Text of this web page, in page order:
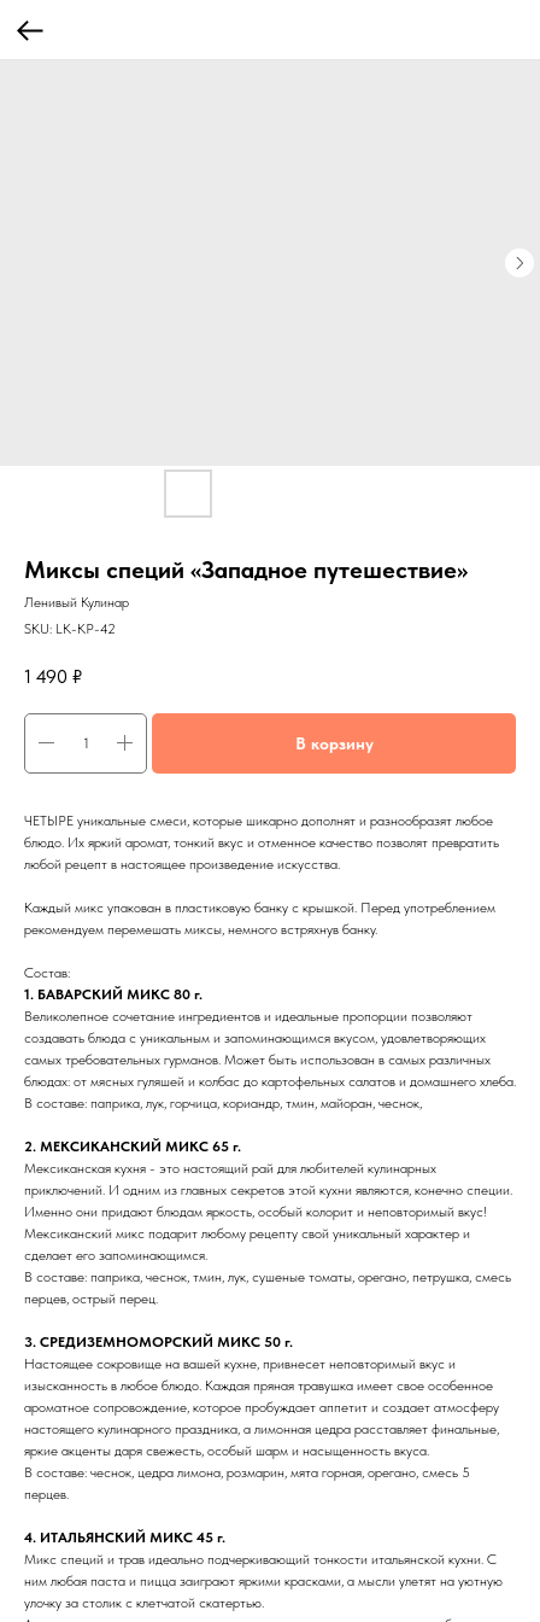
Миксы специй «Западное путешествие»
Ленивый Кулинар
SKU: LK-KP-42
1 490 ₽
В корзину
ЧЕТЫРЕ уникальные смеси, которые шикарно дополнят и разнообразят любое
блюдо. Их яркий аромат, тонкий вкус и отменное качество позволят превратить
любой рецепт в настоящее произведение искусства.
Каждый микс упакован в пластиковую банку с крышкой. Перед употреблением
рекомендуем перемешать миксы, немного встряхнув банку.
Состав:
1. БАВАРСКИЙ МИКС 80 г.
Великолепное сочетание ингредиентов и идеальные пропорции позволяют
создавать блюда с уникальным и запоминающимся вкусом, удовлетворяющих
самых требовательных гурманов. Может быть использован в самых различных
блюдах: от мясных гуляшей и колбас до картофельных салатов и домашнего хлеба.
В составе: паприка, лук, горчица, кориандр, тмин, майоран, чеснок,
2. МЕКСИКАНСКИЙ МИКС 65 г.
Мексиканская кухня - это настоящий рай для любителей кулинарных
приключений. И одним из главных секретов этой кухни являются, конечно специи.
Именно они придают блюдам яркость, особый колорит и неповторимый вкус!
Мексиканский микс подарит любому рецепту свой уникальный характер и
сделает его запоминающимся.
В составе: паприка, чеснок, тмин, лук, сушеные томаты, орегано, петрушка, смесь
перцев, острый перец.
3. СРЕДИЗЕМНОМОРСКИЙ МИКС 50 г.
Настоящее сокровище на вашей кухне, привнесет неповторимый вкус и
изысканность в любое блюдо. Каждая пряная травушка имеет свое особенное
ароматное сопровождение, которое пробуждает аппетит и создает атмосферу
настоящего кулинарного праздника, а лимонная цедра расставляет финальные,
яркие акценты даря свежесть, особый шарм и насыщенность вкуса.
В составе: чеснок, цедра лимона, розмарин, мята горная, орегано, смесь 5
перцев.
4. ИТАЛЬЯНСКИЙ МИКС 45 г.
Микс специй и трав идеально подчеркивающий тонкости итальянской кухни. С
ним любая паста и пицца заиграют яркими красками, а мысли улетят на уютную
улочку за столик с клетчатой скатертью.